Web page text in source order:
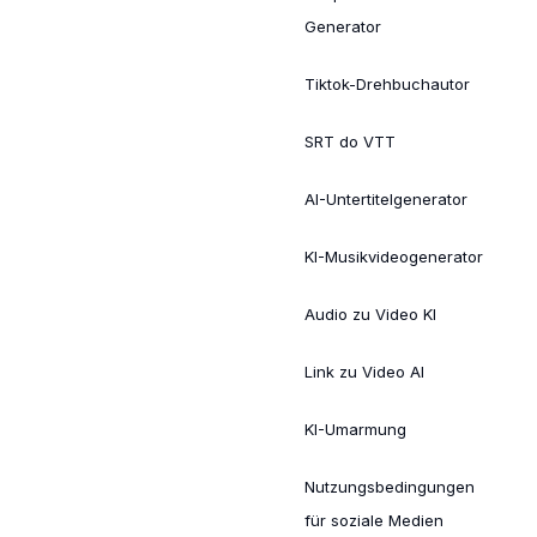
Generator
Tiktok-Drehbuchautor
SRT do VTT
AI-Untertitelgenerator
KI-Musikvideogenerator
Audio zu Video KI
Link zu Video AI
KI-Umarmung
Nutzungsbedingungen
für soziale Medien